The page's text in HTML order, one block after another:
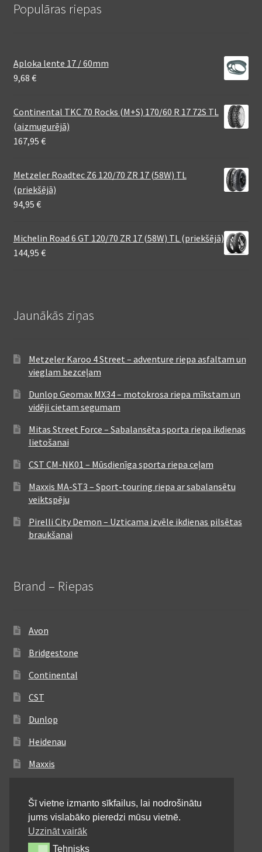
Populāras riepas
Aploka lente 17 / 60mm
9,68 €
Continental TKC 70 Rocks (M+S) 170/60 R 17 72S TL
(aizmugurējā)
167,95 €
Metzeler Roadtec Z6 120/70 ZR 17 (58W) TL
(priekšējā)
94,95 €
Michelin Road 6 GT 120/70 ZR 17 (58W) TL (priekšējā)
144,95 €
Jaunākās ziņas
Metzeler Karoo 4 Street – adventure riepa asfaltam un
vieglam bezceļam
Dunlop Geomax MX34 – motokrosa riepa mīkstam un
vidēji cietam segumam
Mitas Street Force – Sabalansēta sporta riepa ikdienas
lietošanai
CST CM-NK01 – Mūsdienīga sporta riepa ceļam
Maxxis MA-ST3 – Sport-touring riepa ar sabalansētu
veiktspēju
Pirelli City Demon – Uzticama izvēle ikdienas pilsētas
braukšanai
Brand – Riepas
Avon
Bridgestone
Continental
CST
Dunlop
Heidenau
Maxxis
Michelin
Mitas
Šī vietne izmanto sīkfailus, lai nodrošinātu
jums vislabāko pieredzi mūsu vietnē.
Uzzināt vairāk
TehnisksTehnisks